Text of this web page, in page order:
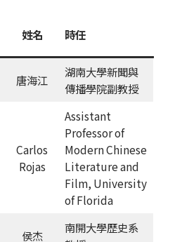
姓名 時任
唐海江
湖南大學新聞與
傳播學院副教授
Carlos
Rojas
Assistant
Professor of
Modern Chinese
Literature and
Film, University
of Florida
侯杰
南開大學歷史系